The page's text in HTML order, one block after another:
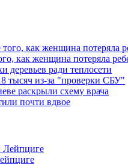
как женщина потеряла
ради теплосети
тысяч из-за "проверки СБУ"
раскрыли схему врача
почти вдвое